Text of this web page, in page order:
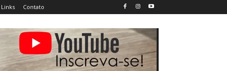
Links Contato